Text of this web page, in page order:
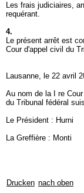
Les frais judiciaires,
requérant.
4.
Le présent arrêt est
Cour d'appel civil du
Lausanne, le 22 avril
Au nom de la I re
du Tribunal fédéral
Le Président : Hurni
La Greffière : Monti
Drucken nach oben